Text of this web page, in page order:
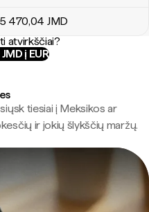
470,04 JMD
atvirkščiai?
į EUR
tiesiai į Meksikos ar
ir jokių šlykščių maržų.